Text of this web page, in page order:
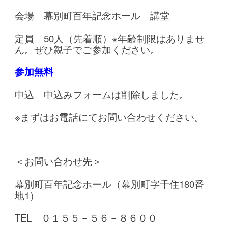
会場 幕別町百年記念ホール 講堂
定員 50人（先着順）※年齢制限はありませ
ん。ぜひ親子でご参加ください。
参加無料
申込 申込みフォームは削除しました。
※まずはお電話にてお問い合わせください。
＜お問い合わせ先＞
幕別町百年記念ホール（幕別町字千住180番
地1）
TEL ０１５５－５６－８６００